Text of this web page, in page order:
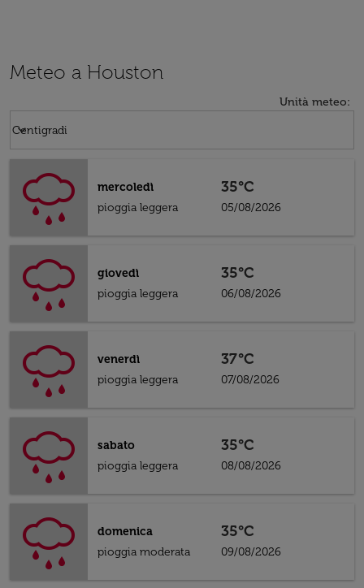
Meteo a Houston
Unità meteo:
Centigradi
keyboard_arrow_down
mercoledì
pioggia leggera
35°C
05/08/2026
giovedì
pioggia leggera
35°C
06/08/2026
venerdì
pioggia leggera
37°C
07/08/2026
sabato
pioggia leggera
35°C
08/08/2026
domenica
pioggia moderata
35°C
09/08/2026